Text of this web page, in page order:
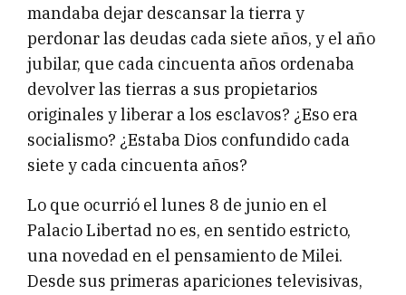
mandaba dejar descansar la tierra y
perdonar las deudas cada siete años, y el año
jubilar, que cada cincuenta años ordenaba
devolver las tierras a sus propietarios
originales y liberar a los esclavos? ¿Eso era
socialismo? ¿Estaba Dios confundido cada
siete y cada cincuenta años?
Lo que ocurrió el lunes 8 de junio en el
Palacio Libertad no es, en sentido estricto,
una novedad en el pensamiento de Milei.
Desde sus primeras apariciones televisivas,